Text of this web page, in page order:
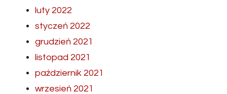
luty 2022
styczeń 2022
grudzień 2021
listopad 2021
październik 2021
wrzesień 2021